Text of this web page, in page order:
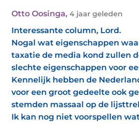
Otto Oosinga, 4 jaar geleden
Interessante column, Lord.
Nogal wat eigenschappen
taxatie de media kond zullen
slechte eigenschappen voor
Kennelijk hebben de
voor een groot gedeelte ook
stemden massaal op de
Ik kan nog niet voorspellen